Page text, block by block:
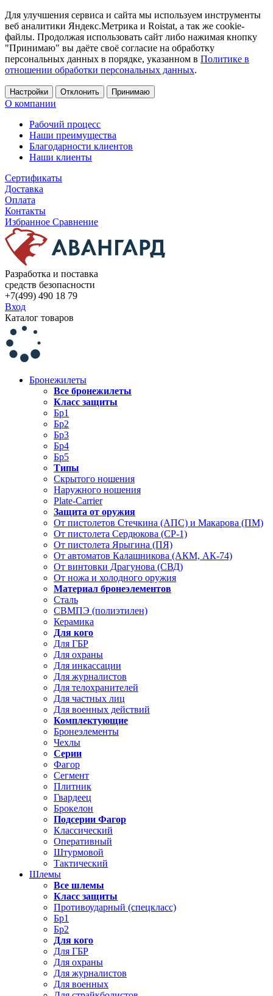
Для улучшения сервиса и сайта мы используем инструменты
веб аналитики Яндекс.Метрика и Roistat, а так же cookie-
файлы. Продолжая использовать сайт либо нажимая кнопку
"Принимаю" вы даёте своё согласие на обработку
персональных данных в порядке, указанном в Политике в
отношении обработки персональных данных.
Настройки Отклонить Принимаю
О компании
Рабочий процесс
Наши преимущества
Благодарности клиентов
Наши клиенты
Сертификаты
Доставка
Оплата
Контакты
Избранное Сравнение
Разработка и поставка
средств безопасности
+7(499) 490 18 79
Вход
Каталог товаров
Бронежилеты
Все бронежилеты
Класс защиты
Бр1
Бр2
Бр3
Бр4
Бр5
Типы
Скрытого ношения
Наружного ношения
Plate-Carrier
Защита от оружия
От пистолетов Стечкина (АПС) и Макарова (ПМ)
От пистолета Сердюкова (СР-1)
От пистолета Ярыгина (ПЯ)
От автоматов Калашникова (АКМ, АК-74)
От винтовки Драгунова (СВД)
От ножа и холодного оружия
Материал бронеэлементов
Сталь
СВМПЭ (полиэтилен)
Керамика
Для кого
Для ГБР
Для охраны
Для инкассации
Для журналистов
Для телохранителей
Для частных лиц
Для военных действий
Комплектующие
Бронеэлементы
Чехлы
Серии
Фагор
Сегмент
Плитник
Гвардеец
Брокелон
Подсерии Фагор
Классический
Оперативный
Штурмовой
Тактический
Шлемы
Все шлемы
Класс защиты
Противоударный (спецкласс)
Бр1
Бр2
Для кого
Для ГБР
Для охраны
Для журналистов
Для военных